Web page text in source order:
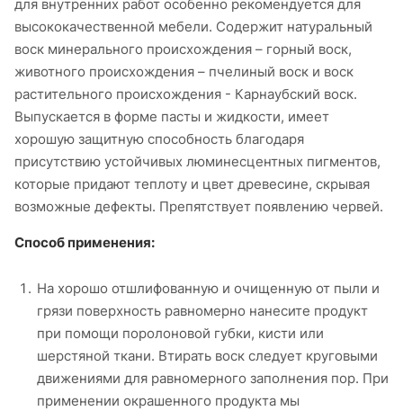
для внутренних работ особенно рекомендуется для
высококачественной мебели. Содержит натуральный
воск минерального происхождения – горный воск,
животного происхождения – пчелиный воск и воск
растительного происхождения - Карнаубский воск.
Выпускается в форме пасты и жидкости, имеет
хорошую защитную способность благодаря
присутствию устойчивых люминесцентных пигментов,
которые придают теплоту и цвет древесине, скрывая
возможные дефекты. Препятствует появлению червей.
Способ применения:
На хорошо отшлифованную и очищенную от пыли и
грязи поверхность равномерно нанесите продукт
при помощи поролоновой губки, кисти или
шерстяной ткани. Втирать воск следует круговыми
движениями для равномерного заполнения пор. При
применении окрашенного продукта мы